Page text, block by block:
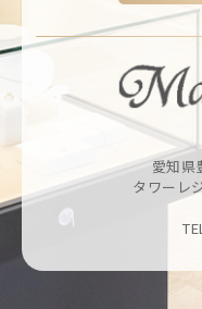
愛知県
タワーレ